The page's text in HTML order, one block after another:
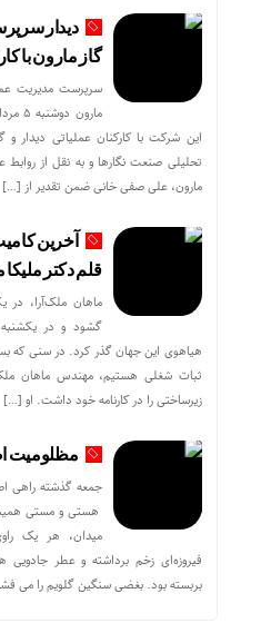
دیدار
گاز مارون با
سرپرست مدیریت
این شرکت با کارکنان عملیاتی دیدار
تحلیلی صنعت نگارها و به نقل از
مارون، علی صفی خانی ضمن تقدیر از […]
آخرین
قلم دکتر ملیکا
هیاهوی این جهان گذر کرد. در سنی که
ثبات شغلی هستیم، مهندس ماهان
زیرساختی را در کارنامه خود داشت. او […]
مظلومیت
جمعه گذشته راهی
هستی و مستی
میدان، هر یک
فیروزه‌ای زخم برداشته و عطر
بربسته بود. بغضی سنگین گلویم را می